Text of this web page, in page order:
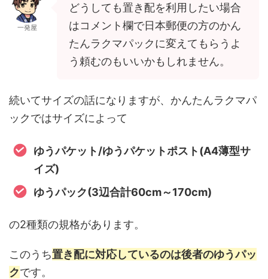
一発屋
どうしても置き配を利用したい場合
はコメント欄で日本郵便の方のかん
たんラクマパックに変えてもらうよ
う頼むのもいいかもしれません。
続いてサイズの話になりますが、かんたんラクマパ
ックではサイズによって
ゆうパケット/ゆうパケットポスト(A4薄型サ
イズ)
ゆうパック(3辺合計60cm～170cm)
の2種類の規格があります。
このうち置き配に対応しているのは後者のゆうパッ
クです。